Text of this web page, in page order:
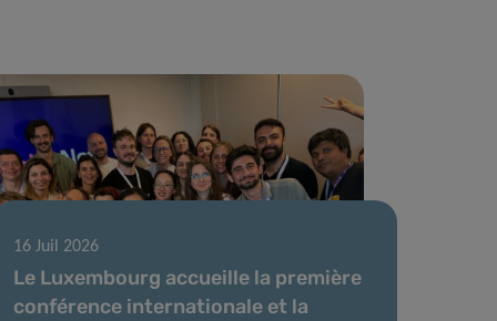
16 Juil 2026
Le Luxembourg accueille la première
conférence internationale et la